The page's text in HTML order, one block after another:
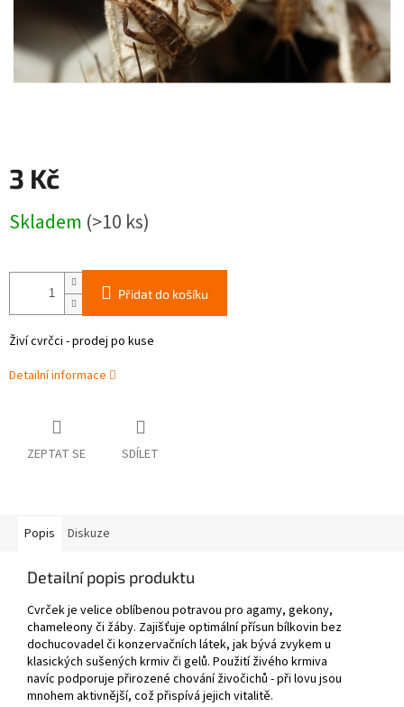
3 Kč
cena:
Skladem (>10 ks)
Přidat do košíku
Živí cvrčci - prodej po kuse
Detailní informace
ZEPTAT SE SDÍLET
Popis Diskuze
Detailní popis produktu
Cvrček je velice oblíbenou potravou pro agamy, gekony,
chameleony či žáby. Zajišťuje optimální přísun bílkovin bez
dochucovadel či konzervačních látek, jak bývá zvykem u
klasických sušených krmiv či gelů. Použití živého krmiva
navíc podporuje přirozené chování živočichů - při lovu jsou
mnohem aktivnější, což přispívá jejich vitalitě.